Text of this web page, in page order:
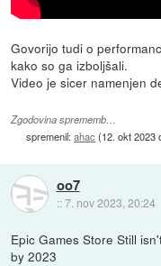
Govorijo tudi o
kako so ga izboljšali.
Video je sicer namenjen
Zgodovina sprememb…
spremenil:ahac (12. okt 2023
oo7
::7. nov 2023, 20:24
Epic Games Store Still
by 2023